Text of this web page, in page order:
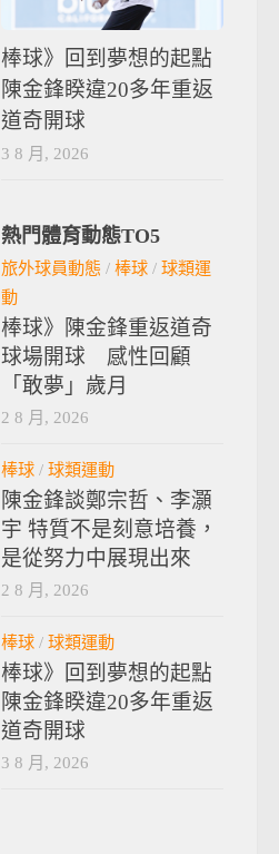
棒球》回到夢想的起點
陳金鋒睽違20多年重返
道奇開球
3 8 月, 2026
熱門體育動態TO5
旅外球員動態 / 棒球 / 球類運
動
棒球》陳金鋒重返道奇
球場開球 感性回顧
「敢夢」歲月
2 8 月, 2026
棒球 / 球類運動
陳金鋒談鄭宗哲、李灝
宇 特質不是刻意培養，
是從努力中展現出來
2 8 月, 2026
棒球 / 球類運動
棒球》回到夢想的起點
陳金鋒睽違20多年重返
道奇開球
3 8 月, 2026